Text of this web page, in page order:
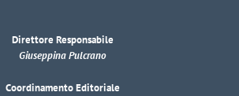
Direttore Responsabile
Giuseppina Pulcrano
Coordinamento Editoriale